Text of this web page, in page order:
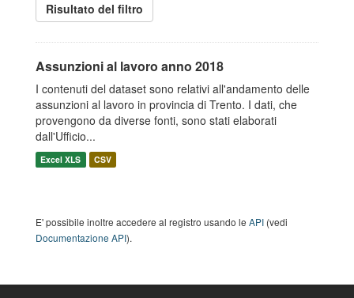
Risultato del filtro
Assunzioni al lavoro anno 2018
I contenuti del dataset sono relativi all'andamento delle
assunzioni al lavoro in provincia di Trento. I dati, che
provengono da diverse fonti, sono stati elaborati
dall'Ufficio...
Excel XLS CSV
E' possibile inoltre accedere al registro usando le API (vedi
Documentazione API).